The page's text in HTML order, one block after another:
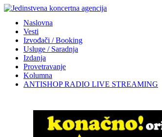
Naslovna
Vesti
Izvođači / Booking
Usluge / Saradnja
Izdanja
Provetravanje
Kolumna
ANTISHOP RADIO LIVE STREAMING